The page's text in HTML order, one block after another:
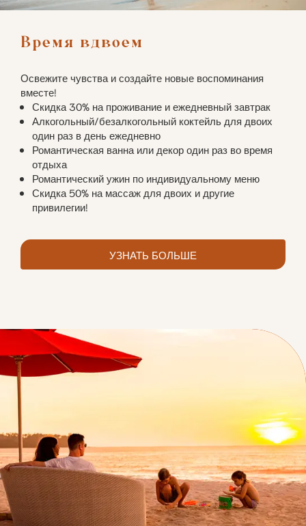
Время вдвоем
Освежите чувства и создайте новые воспоминания
вместе!
Скидка 30% на проживание и ежедневный завтрак
Алкогольный/безалкогольный коктейль для двоих
один раз в день ежедневно
Романтическая ванна или декор один раз во время
отдыха
Романтический ужин по индивидуальному меню
Скидка 50% на массаж для двоих и другие
привилегии!
УЗНАТЬ БОЛЬШЕ